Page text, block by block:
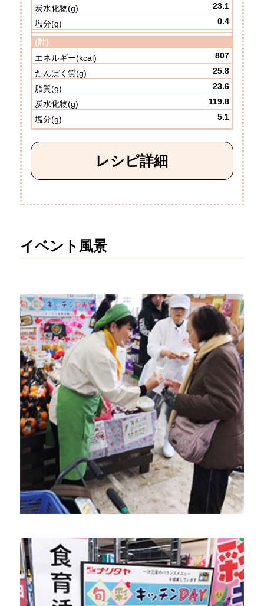
23.1
0.4
(計)
807
25.8
23.6
119.8
5.1
レシピ詳細
イベント風景